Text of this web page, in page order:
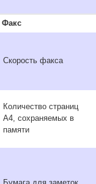
Факс
Скорость факса
Количество страниц
A4, сохраняемых в
памяти